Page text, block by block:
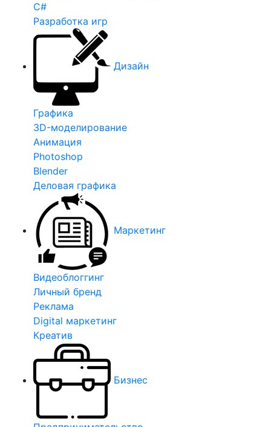
C#
Разработка игр
Дизайн
Графика
3D-моделирование
Анимация
Photoshop
Blender
Деловая графика
Маркетинг
Видеоблоггинг
Личный бренд
Реклама
Digital маркетинг
Креатив
Бизнес